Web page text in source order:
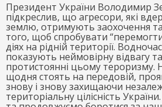
Президент України Володимир
підкреслив, що агресори, які
землю, отримують заохочення
того, щоб спробувати
діях на рідній території.
показують неймовірну відвагу та
протистоянні цьому тероризму.
щодня стоять на передовій,
знову і знову захищаючи
територіальну цілісність